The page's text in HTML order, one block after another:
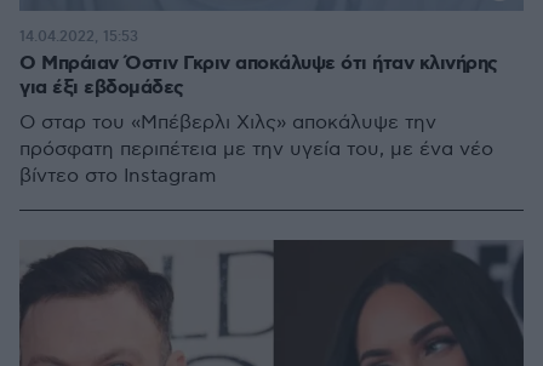
Ο Μπράιαν Όστιν Γκριν αποκάλυψε ότι ήταν κλινήρης
για έξι εβδομάδες
Ο σταρ του «Μπέβερλι Χιλς» αποκάλυψε την
πρόσφατη περιπέτεια με την υγεία του, με ένα νέο
βίντεο στο Instagram
14.04.2022, 15:53